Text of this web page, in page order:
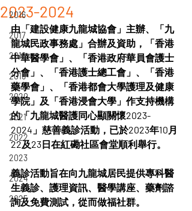
2016
2017
2018
2019
2020
2021
2022
2023
2024
2025
2023-2024
由「建設健康九龍城協會」主辦、「九
龍城民政事務處」合辦及資助，「香港
中華醫學會」、「香港政府華員會護士
分會」、「香港護士總工會」、「香港
藥學會」、「香港都會大學護理及健康
學院」及「香港浸會大學」作支持機構
的「九龍城醫護同心顯關懷2023-
2024」慈善義診活動，已於2023年10月
22及23日在紅磡社區會堂順利舉行。
義診活動旨在向九龍城居民提供專科醫
生義診、護理資訊、醫學講座、藥劑諮
詢及免費測試，從而做福社群。